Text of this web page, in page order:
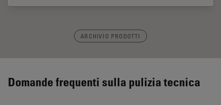
ARCHIVIO PRODOTTI
Domande frequenti sulla pulizia tecnica